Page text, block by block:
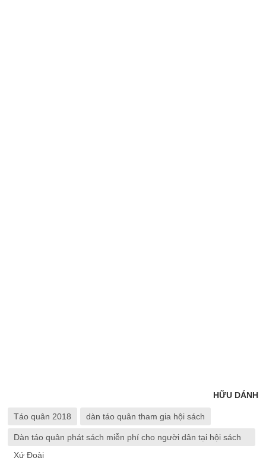
HỮU DÁNH
Táo quân 2018 dàn táo quân tham gia hội sách
Dàn táo quân phát sách miễn phí cho người dân tại hội sách
Xứ Đoài